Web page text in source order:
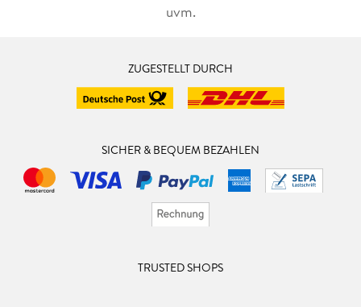
uvm.
ZUGESTELLT DURCH
SICHER & BEQUEM BEZAHLEN
TRUSTED SHOPS